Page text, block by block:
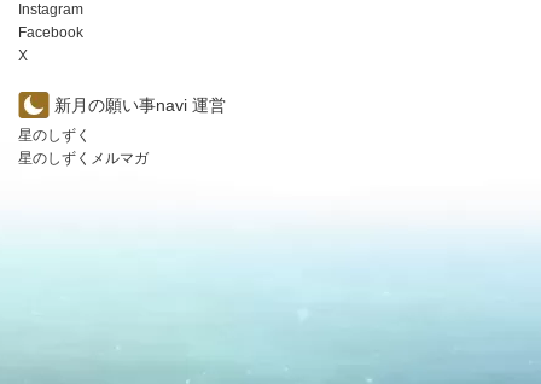
Instagram
Facebook
X
新月の願い事navi 運営
星のしずく
星のしずくメルマガ